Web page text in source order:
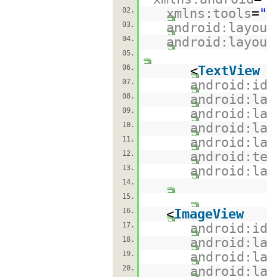
02. xmlns:tools="
03.
04.
05.
06.
<TextView
07. android:id
08.
09.
10.
11.
12.
13.
14.
15.
16.
<ImageView
17. android:id
18.
19.
20.